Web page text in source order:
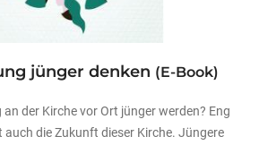
jünger denken (E-Book)
der Kirche vor Ort jünger werden? Eng
die Zukunft dieser Kirche. Jüngere